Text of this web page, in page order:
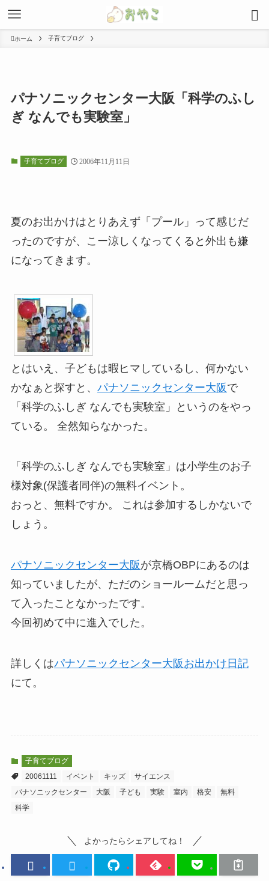
ホーム 子育てブログ
パナソニックセンター大阪「科学のふし
ぎ なんでも実験室」
子育てブログ 2006年11月11日
夏のお出かけはとりあえず「プール」って感じだ
ったのですが、こー涼しくなってくると外出も嫌
になってきます。
とはいえ、子どもは暇ヒマしているし、何かない
かなぁと探すと、 パナソニックセンター大阪で
「科学のふしぎ なんでも実験室」というのをやっ
ている。 全然知らなかった。
「科学のふしぎ なんでも実験室」は小学生のお子
様対象(保護者同伴)の無料イベント。
おっと、無料ですか。 これは参加するしかないで
しょう。
パナソニックセンター大阪が京橋OBPにあるのは
知っていましたが、ただのショールームだと思っ
て入ったことなかったです。
今回初めて中に進入でした。
詳しくはパナソニックセンター大阪お出かけ日記
にて。
子育てブログ
20061111
イベント キッズ
サイエンス
パナソニックセンター
大阪 子ども 実験 室内 格安
無料
科学
よかったらシェアしてね！